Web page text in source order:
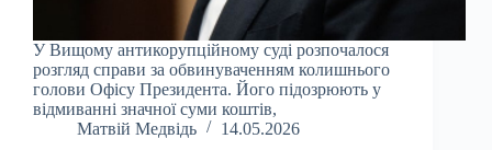
У Вищому антикорупційному суді розпочалося
розгляд справи за обвинуваченням колишнього
голови Офісу Президента. Його підозрюють у
відмиванні значної суми коштів,
Матвій Медвідь
14.05.2026